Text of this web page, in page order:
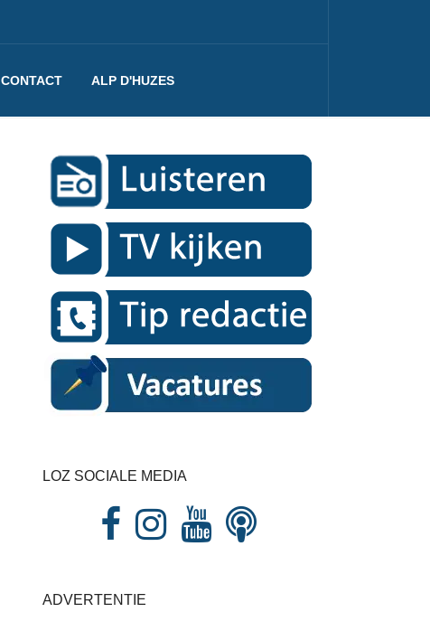
CONTACT ALP D'HUZES
LOZ SOCIALE MEDIA
ADVERTENTIE